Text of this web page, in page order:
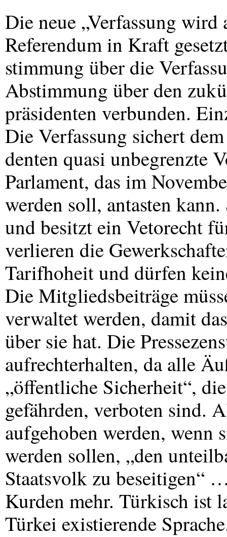
Die neue „Verfassung
Referendum in Kraft
stimmung über die
Abstimmung über den
präsidenten verbunden.
Die Verfassung sichert
denten quasi unbegrenzte
Parlament, das im
werden soll, antasten
und besitzt ein Vetorecht
verlieren die
Tarifhoheit und dürfen
Die Mitgliedsbeiträge
verwaltet werden, damit
über sie hat. Die
aufrechterhalten, da alle
„öffentliche Sicherheit“,
gefährden, verboten sind.
aufgehoben werden, wenn
werden sollen, „den
Staatsvolk zu beseitigen“
Kurden mehr. Türkisch ist
Türkei existierende